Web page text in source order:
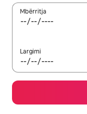
Mbërritja
Largimi